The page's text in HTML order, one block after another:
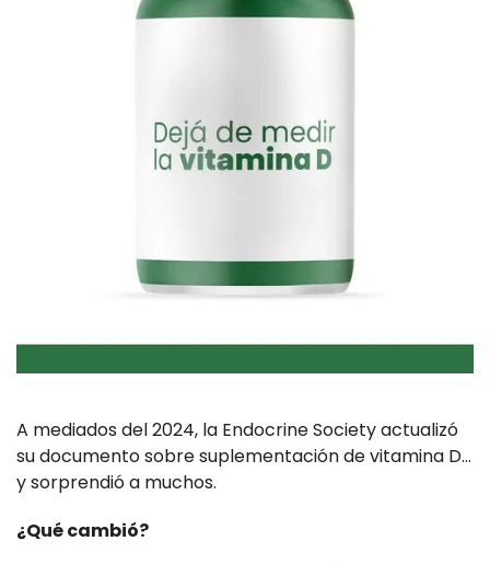
A mediados del 2024, la Endocrine Society actualizó
su documento sobre suplementación de vitamina D…
y sorprendió a muchos.
¿Qué cambió?